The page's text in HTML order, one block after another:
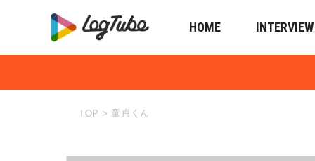
HOME INTERVIEW
TOP > 童貞くん